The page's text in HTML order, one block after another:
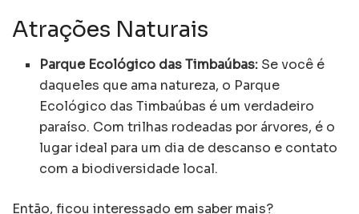
Atrações Naturais
Parque Ecológico das Timbaúbas: Se você é
daqueles que ama natureza, o Parque
Ecológico das Timbaúbas é um verdadeiro
paraíso. Com trilhas rodeadas por árvores, é o
lugar ideal para um dia de descanso e contato
com a biodiversidade local.
Então, ficou interessado em saber mais?